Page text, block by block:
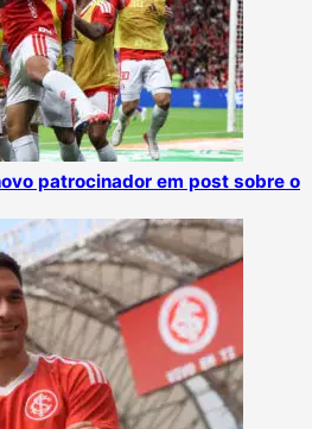
patrocinador em post sobre o